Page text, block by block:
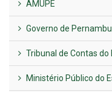
UTILIDADE PÚBLICA
Previous